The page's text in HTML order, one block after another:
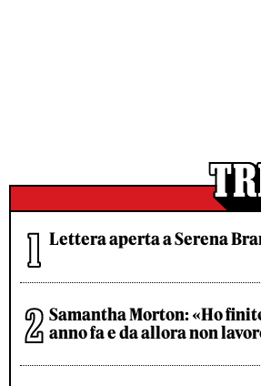
Lettera aperta a Serena
Samantha Morton: «Ho
anno fa e da allora non